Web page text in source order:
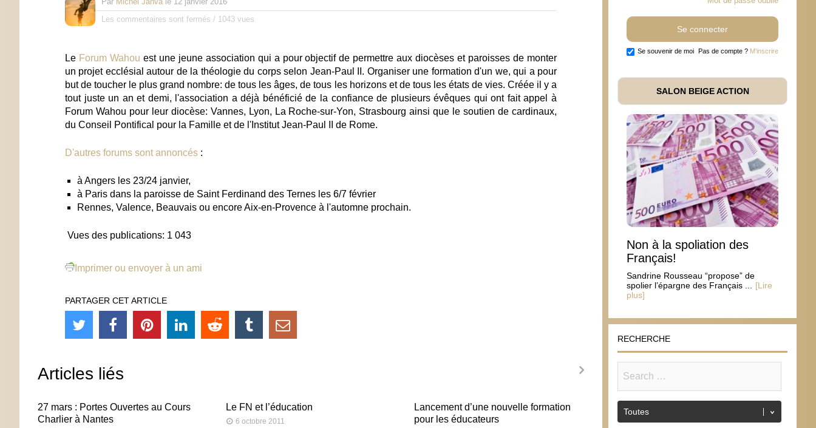
Les commentaires sont fermés / 1043 vues
Le Forum Wahou est une jeune association qui a pour objectif de permettre aux diocèses et paroisses de monter
un projet ecclésial autour dela théologie du corps selon Jean-Paul II . Organiser une formation d'un we, qui a pour
but de toucher le plus grand nombre: de tous les âges, de tous les horizons et de tous les états de vies. Créée il y a
tout juste un an et demi, l'association a déjà bénéficié de la confiance de plusieurs évêques qui ont fait appel à
Forum Wahou pour leur diocèse: Vannes, Lyon, La Roche-sur-Yon, Strasbourg ainsi que le soutien de cardinaux,
du Conseil Pontifical pour la Famille et de l'Institut Jean-Paul II de Rome.
D'autres forums sont annoncés :
à Angers les 23/24 janvier,
à Paris dans la paroisse de Saint Ferdinand des Ternes les 6/7 février
Rennes, Valence, Beauvais ou encore Aix-en-Provence à l'automne prochain.
Vues des publications: 1 043
Imprimer ou envoyer à un ami
PARTAGER CET ARTICLE
Articles liés
27 mars : Portes Ouvertes au Cours
Charlier à Nantes
Le FN et l’éducation
6 octobre 2011
Lancement d’une nouvelle formation
pour les éducateurs
10 juin : Kermesse de l’école Saint
Anselme à Besançon
Se souvenir de moi Pas de compte ? M'inscrire
SALON BEIGE ACTION
Non à la spoliation des
Français!
Sandrine Rousseau “propose” de
spolier l’épargne des Français ...
[Lire
plus]
RECHERCHE